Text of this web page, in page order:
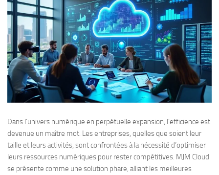
Dans l’univers numérique en perpétuelle expansion, l’efficience est
devenue un maître mot. Les entreprises, quelles que soient leur
taille et leurs activités, sont confrontées à la nécessité d’optimiser
leurs ressources numériques pour rester compétitives. MJM Cloud
se présente comme une solution phare, alliant les meilleures